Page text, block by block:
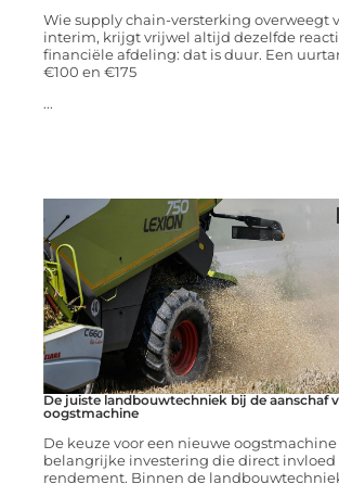
Wie supply chain-versterking overweegt
interim, krijgt vrijwel altijd dezelfde
financiële afdeling: dat is duur. Een
€100 en €175
...
De juiste landbouwtechniek bij de aanschaf
oogstmachine
De keuze voor een nieuwe oogstmachine
belangrijke investering die direct invloed
rendement. Binnen de